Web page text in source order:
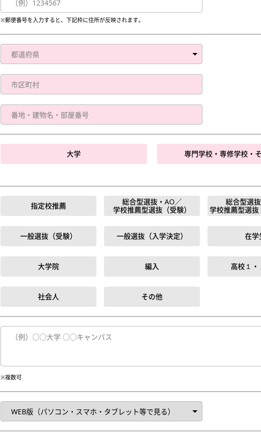
※郵便番号を入力すると、下記枠に住所が反映されます。
大学 専門学校・専修学校・
指定校推薦
総合型選抜・AO／
学校推薦型選抜（受験）
総合型選
学校推薦型選
一般選抜（受験） 一般選抜（入学決定） 在学
大学院 編入 高校１
社会人 その他
※複数可